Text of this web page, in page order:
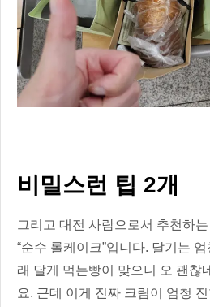
비밀스런 팁 2개
그리고 대전 사람으로서 추천하
“순수 롤케이크”입니다. 달기는
래 달게 먹는빵이 맞으니 오 괜찮
요. 근데 이게 진짜 크림이 엄청